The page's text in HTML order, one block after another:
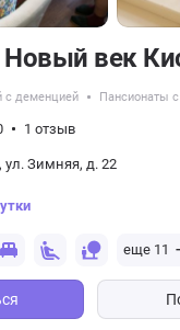
Новый век
с деменцией Пансионаты с
1 отзыв
ул. Зимняя, д. 22
еще 11